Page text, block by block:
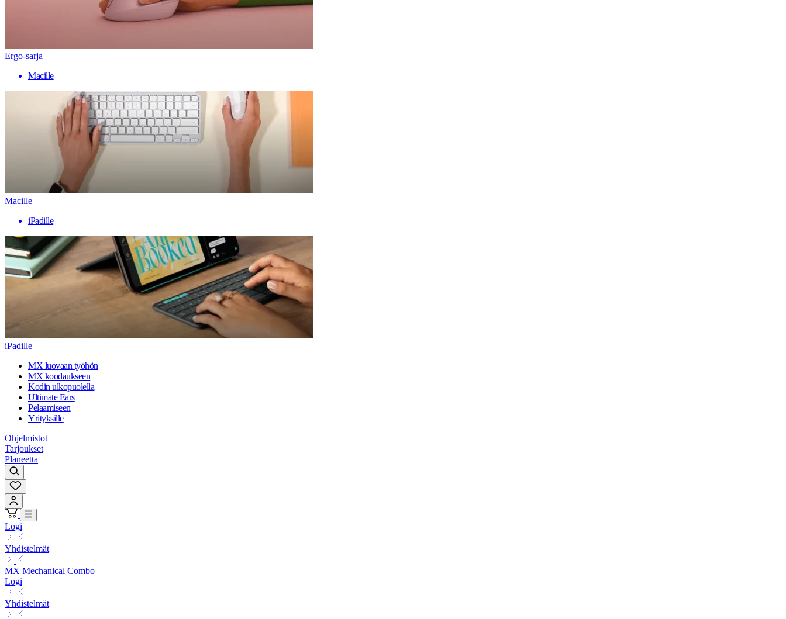
Ergo-sarja
Macille
Macille
iPadille
iPadille
MX luovaan työhön
MX koodaukseen
Kodin ulkopuolella
Ultimate Ears
Pelaamiseen
Yrityksille
Ohjelmistot
Tarjoukset
Planeetta
Logi
Yhdistelmät
MX Mechanical Combo
Logi
Yhdistelmät